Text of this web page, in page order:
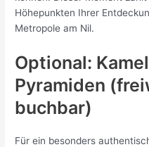
Höhepunkten Ihrer
Metropole am Nil.
Optional:
Pyramiden
buchbar)
Für ein besonders